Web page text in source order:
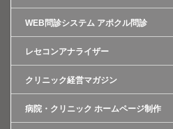
WEB問診システム アポクル問診
レセコンアナライザー
クリニック経営マガジン
病院・クリニック ホームページ制作